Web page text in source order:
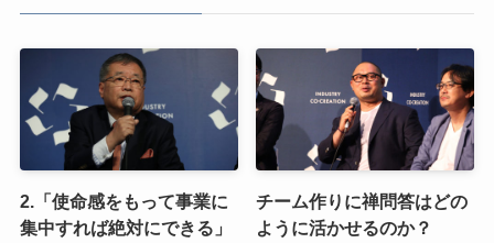
2.「使命感をもって事業に
集中すれば絶対にできる」
チーム作りに禅問答はどの
ように活かせるのか？